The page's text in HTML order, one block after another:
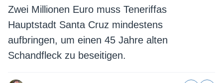
Zwei Millionen Euro muss Teneriffas
Hauptstadt Santa Cruz mindestens
aufbringen, um einen 45 Jahre alten
Schandfleck zu beseitigen.